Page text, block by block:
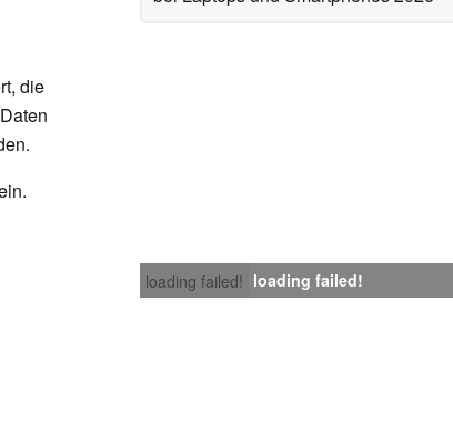
die
loading failed! loading failed!